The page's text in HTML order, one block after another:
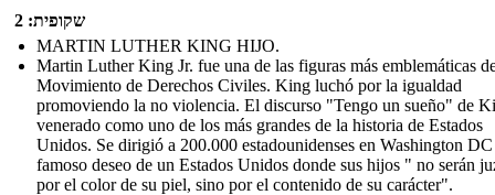
שקופית: 2
MARTIN LUTHER KING HIJO.
Martin Luther King Jr. fue una de las figuras más emblemáticas
Movimiento de Derechos Civiles. King luchó por la igualdad
promoviendo la no violencia. El discurso "Tengo un sueño" de
venerado como uno de los más grandes de la historia de Estados
Unidos. Se dirigió a 200.000 estadounidenses en Washington
famoso deseo de un Estados Unidos donde sus hijos " no serán
por el color de su piel, sino por el contenido de su carácter".